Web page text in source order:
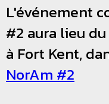
L'événement
#2 aura lieu
à Fort Kent,
NorAm #2